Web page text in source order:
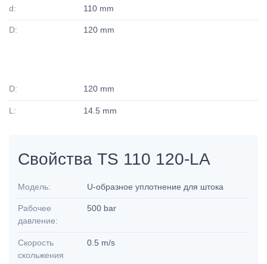
d: 110 mm
D: 120 mm
D: 120 mm
L: 14.5 mm
Свойства TS 110 120-LA
Модель: U-образное уплотнение для штока
Рабочее
давление:
500 bar
Скорость
скольжения
0.5 m/s